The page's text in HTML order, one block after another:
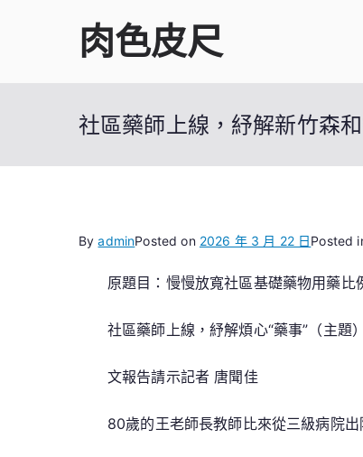
肉色皮尺
社區藥師上線，紓解新竹森
ByadminPosted on 2026 年 3 月 22 日Posted
原題目：慢慢放寬社區基礎藥物用藥
社區藥師上線，紓解煩心“藥事”（主題）
文報告請示記者 唐聞佳
80歲的王老師長教師比來從三級病院